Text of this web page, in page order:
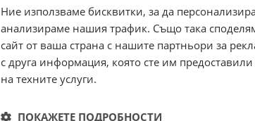
Ние използваме бисквитки, за да
анализираме нашия трафик. Също така
сайт от ваша страна с нашите партньори за
с друга информация, която сте им
на техните услуги.
ПОКАЖЕТЕ ПОДРОБНОСТИ